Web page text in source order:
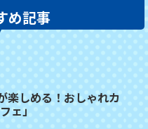
め記事
楽しめる！おしゃれカ
ェ」